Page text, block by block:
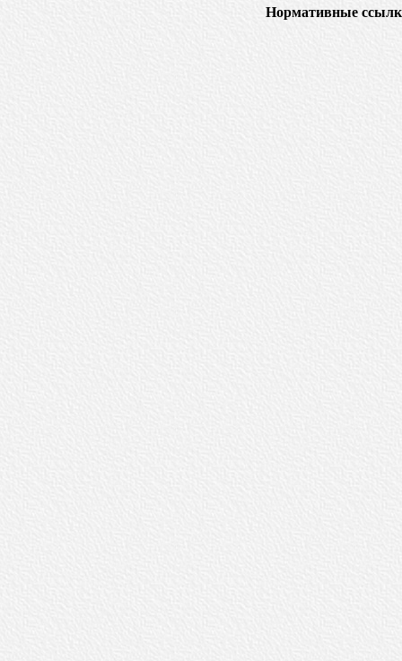
Нормативные